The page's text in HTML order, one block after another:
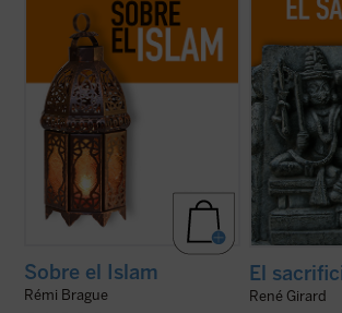
civilización? Rémi Brague vuelve sobre
estas cuestiones ...
(ver ficha)
Sobre el Islam
Rémi Brague
cualquiera de la
El
René Girard